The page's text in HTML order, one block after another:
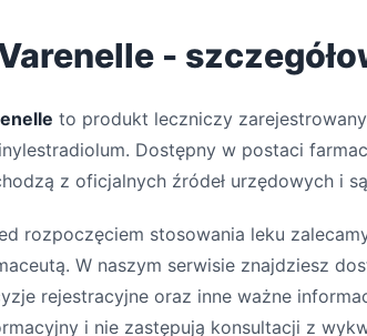
-
to produkt leczniczy
Dostępny w postaci
z oficjalnych źródeł urzędowych i
rozpoczęciem stosowania leku
W naszym serwisie znajdziesz
rejestracyjne oraz inne ważne
i nie zastępują konsultacji z